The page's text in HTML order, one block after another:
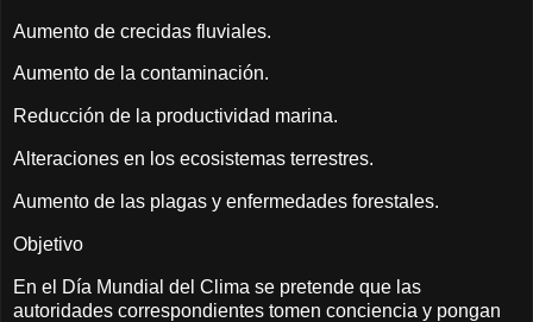
Aumento de crecidas fluviales.
Aumento de la contaminación.
Reducción de la productividad marina.
Alteraciones en los ecosistemas terrestres.
Aumento de las plagas y enfermedades forestales.
Objetivo
En el Día Mundial del Clima se pretende que las
autoridades correspondientes tomen conciencia y pongan